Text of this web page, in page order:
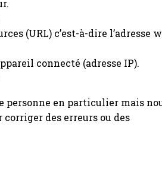
(URL) c’est-à-dire l’adresse
connecté (adresse IP).
personne en particulier mais
des erreurs ou des